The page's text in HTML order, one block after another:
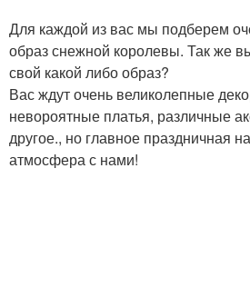
Для каждой из вас мы подберем
образ снежной королевы. Так же
свой какой либо образ?
Вас ждут очень великолепные
невороятные платья, различные
другое., но главное праздничная
атмосфера с нами!